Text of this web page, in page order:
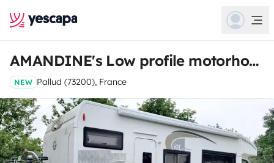
AMANDINE's Low profile motorhome
NEW Pallud (73200), France